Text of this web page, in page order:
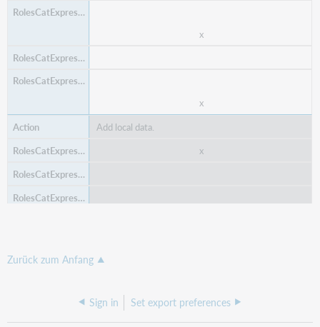
x
x
Add local data.
x
Zurück zum Anfang
Sign in Set export preferences